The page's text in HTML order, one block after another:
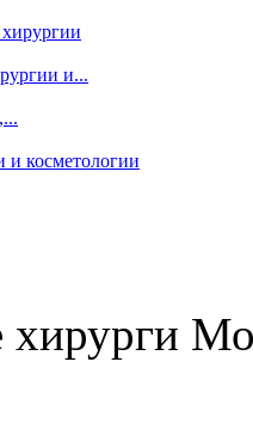
и...
и косметологии
хирурги